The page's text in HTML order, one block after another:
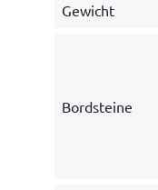
Gewicht
Bordsteine